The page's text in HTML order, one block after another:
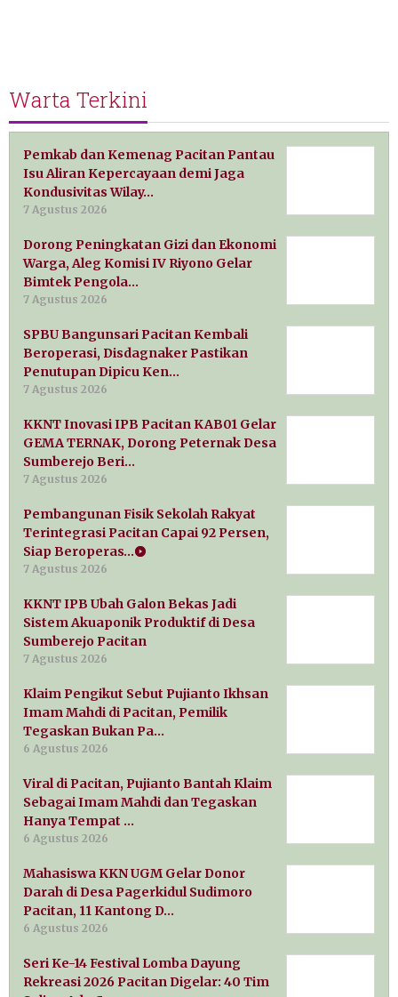
Warta Terkini
Pemkab dan Kemenag Pacitan Pantau
Isu Aliran Kepercayaan demi Jaga
Kondusivitas Wilay…
7 Agustus 2026
Dorong Peningkatan Gizi dan Ekonomi
Warga, Aleg Komisi IV Riyono Gelar
Bimtek Pengola…
7 Agustus 2026
SPBU Bangunsari Pacitan Kembali
Beroperasi, Disdagnaker Pastikan
Penutupan Dipicu Ken…
7 Agustus 2026
KKNT Inovasi IPB Pacitan KAB01 Gelar
GEMA TERNAK, Dorong Peternak Desa
Sumberejo Beri…
7 Agustus 2026
Pembangunan Fisik Sekolah Rakyat
Terintegrasi Pacitan Capai 92 Persen,
Siap Beroperas…
7 Agustus 2026
KKNT IPB Ubah Galon Bekas Jadi
Sistem Akuaponik Produktif di Desa
Sumberejo Pacitan
7 Agustus 2026
Klaim Pengikut Sebut Pujianto Ikhsan
Imam Mahdi di Pacitan, Pemilik
Tegaskan Bukan Pa…
6 Agustus 2026
Viral di Pacitan, Pujianto Bantah Klaim
Sebagai Imam Mahdi dan Tegaskan
Hanya Tempat …
6 Agustus 2026
Mahasiswa KKN UGM Gelar Donor
Darah di Desa Pagerkidul Sudimoro
Pacitan, 11 Kantong D…
6 Agustus 2026
Seri Ke-14 Festival Lomba Dayung
Rekreasi 2026 Pacitan Digelar: 40 Tim